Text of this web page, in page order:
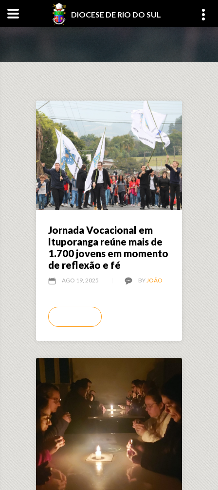
DIOCESE DE RIO DO SUL
Jornada Vocacional em
Ituporanga reúne mais de
1.700 jovens em momento
de reflexão e fé
AGO 19, 2025 BY JOÃO